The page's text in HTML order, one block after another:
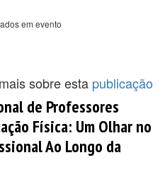
em evento
sobre esta publicação
de Professores
Física: Um Olhar no
Ao Longo da